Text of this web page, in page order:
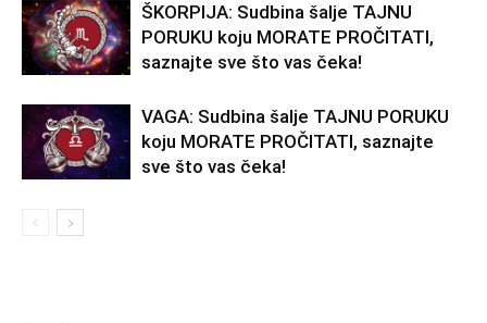
ŠKORPIJA: Sudbina šalje TAJNU
PORUKU koju MORATE PROČITATI,
saznajte sve što vas čeka!
VAGA: Sudbina šalje TAJNU PORUKU
koju MORATE PROČITATI, saznajte
sve što vas čeka!